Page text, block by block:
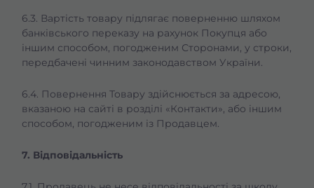
6.3. Вартість товару підлягає поверненню шляхом
банківського переказу на рахунок Покупця або
іншим способом, погодженим Сторонами, у строки,
передбачені чинним законодавством України.
6.4. Повернення Товару здійснюється за адресою,
вказаною на сайті в розділі «Контакти», або іншим
способом, погодженим із Продавцем.
7. Відповідальність